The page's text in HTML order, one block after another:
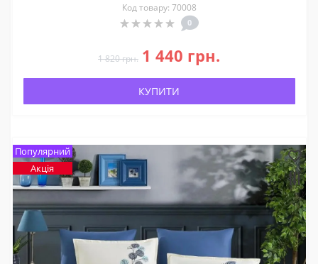
Код товару: 70008
0
1 820 грн. 1 440 грн.
КУПИТИ
Популярний
Акція